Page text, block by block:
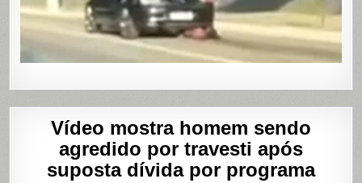
SHOWS
SÃO
PAULO
Vídeo mostra homem sendo
agredido por travesti após
suposta dívida por programa